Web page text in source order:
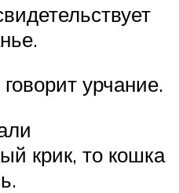
урчание.
крик, то кошка